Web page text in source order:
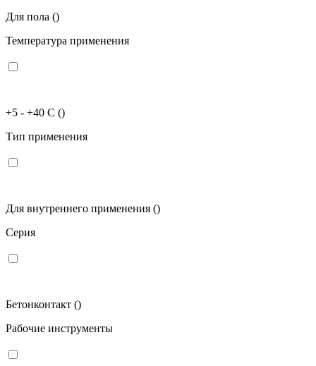
Для пола ()
Температура применения
+5 - +40 C ()
Тип применения
Для внутреннего применения ()
Серия
Бетонконтакт ()
Рабочие инструменты